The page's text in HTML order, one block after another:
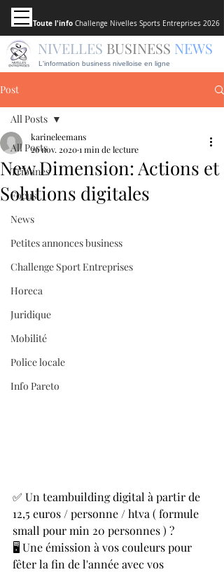
Toute l'info Challenge Nivelles Sports Entreprises 2026
L'information business nivelloise en ligne
NIVELLES BUSINESS NEWS
Post
All Posts
Tribunes
Focus
News
Petites annonces business
Challenge Sport Entreprises
Horeca
Juridique
Mobilité
Police locale
Info Pareto
All Posts
New Dimension: Actions et
Solutions digitales
karineleemans
26 nov. 20201 min de lecture
✅ Un teambuilding digital à partir de
12,5 euros / personne / htva ( formule
small pour min 20 personnes ) ?
🖥 Une émission à vos couleurs pour
fêter la fin de l'année avec vos